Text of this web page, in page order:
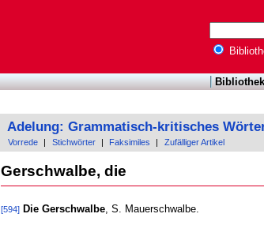
Adelung: Grammatisch-kritisches
Vorrede Stichwörter Faksimiles Zufälliger Artikel
Gerschwalbe, die
[594] Die Gerschwalbe, S. Mauerschwalbe.